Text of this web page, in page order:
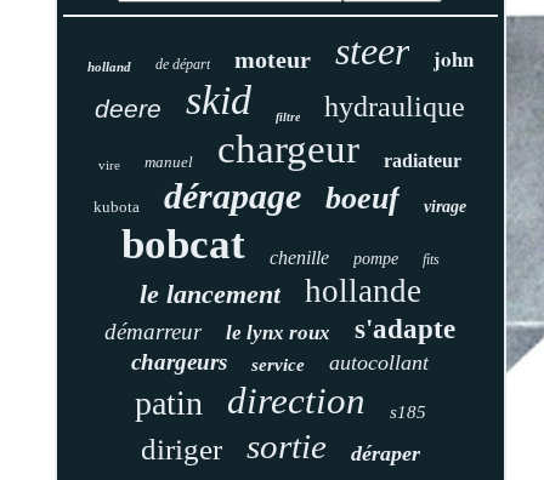
holland de départ moteur steer john
deere skid filtre hydraulique
vire manuel chargeur radiateur
kubota dérapage boeuf virage
bobcat chenille pompe fits
le lancement hollande
démarreur le lynx roux s'adapte
chargeurs service autocollant
patin direction s185
diriger sortie déraper